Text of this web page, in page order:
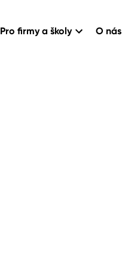
Pro firmy a školy O nás